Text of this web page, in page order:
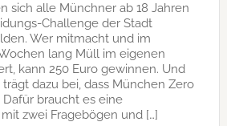
sich alle Münchner ab 18 Jahren
Challenge der Stadt
Wer mitmacht und im
lang Müll im eigenen
kann 250 Euro gewinnen. Und
trägt dazu bei, dass München Zero
Dafür braucht es eine
zwei Fragebögen und […]